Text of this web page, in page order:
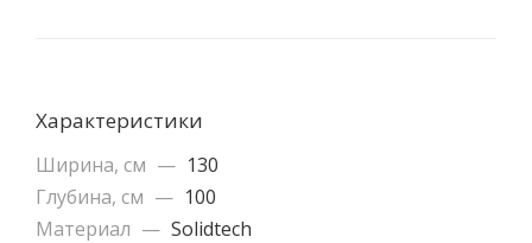
Характеристики
Ширина, см — 130
Глубина, см — 100
Материал — Solidtech